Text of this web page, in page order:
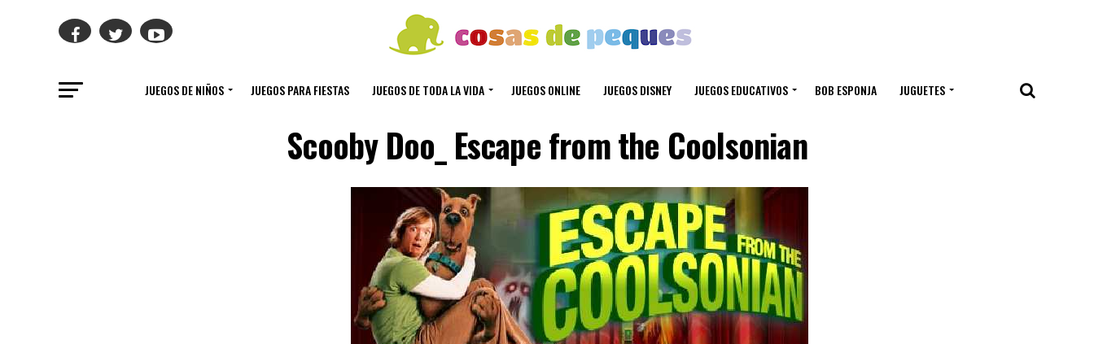
JUEGOS DE NIÑOS JUEGOS PARA FIESTAS JUEGOS DE TODA LA VIDA JUEGOS ONLINE JUEGOS DISNEY JUEGOS EDUCATIVOS BOB ESPONJA JUGUETES
Scooby Doo_ Escape from the Coolsonian